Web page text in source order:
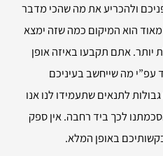
ולהכריע את מה שהכי מדבר
מאוד הוא המיקום כמה שזה ימצא
יותר. אתם תקבעו באיזה אופן
עפ”י מה שייחשב בעיניכם
לתנאים שתעמידו לנו אנו
לכך ביד רחבה. אין ספק
באופן המלא.